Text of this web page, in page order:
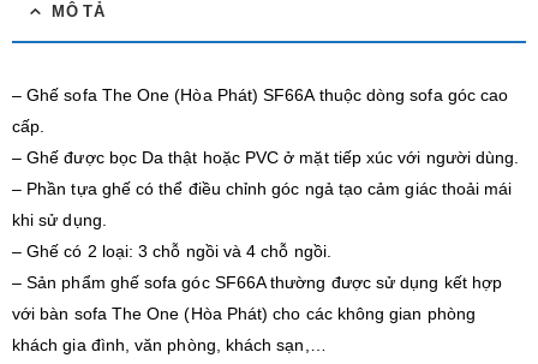
MÔ TẢ
– Ghế sofa The One (Hòa Phát) SF66A thuộc dòng sofa góc cao
cấp.
– Ghế được bọc Da thật hoặc PVC ở mặt tiếp xúc với người dùng.
– Phần tựa ghế có thể điều chỉnh góc ngả tạo cảm giác thoải mái
khi sử dụng.
– Ghế có 2 loại: 3 chỗ ngồi và 4 chỗ ngồi.
– Sản phẩm ghế sofa góc SF66A thường được sử dụng kết hợp
với bàn sofa The One (Hòa Phát) cho các không gian phòng
khách gia đình, văn phòng, khách sạn,…